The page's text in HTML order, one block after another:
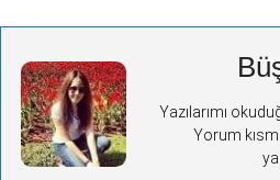
Yazılarımı
Yorum